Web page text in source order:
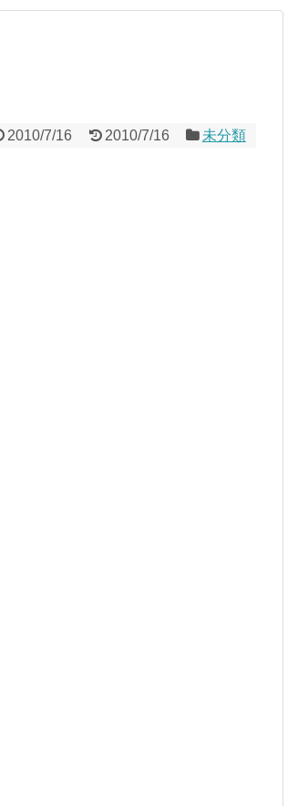
2010/7/16 2010/7/16 未分類